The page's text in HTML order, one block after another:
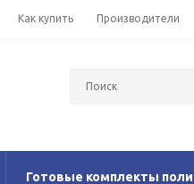
Как купить Производители
Готовые комплекты